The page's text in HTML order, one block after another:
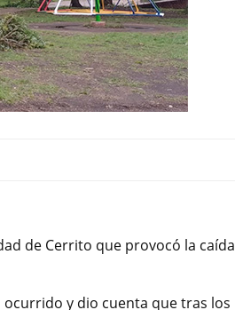
de Cerrito que provocó la caída
y dio cuenta que tras los